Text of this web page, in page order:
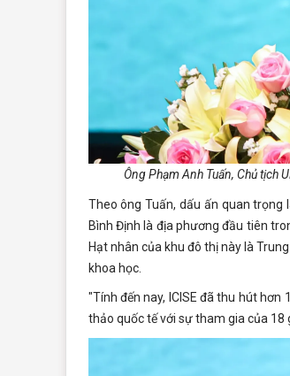
Ông Phạm Anh Tuấn, Chủ tịch
Theo ông Tuấn, dấu ấn quan trọng
Bình Định là địa phương đầu tiên
Hạt nhân của khu đô thị này là
khoa học.
"Tính đến nay, ICISE đã thu hút
thảo quốc tế với sự tham gia của 18